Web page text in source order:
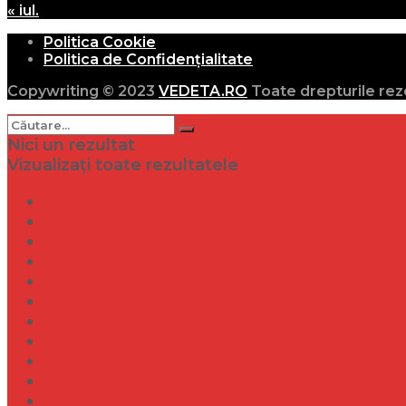
« iul.
Politica Cookie
Politica de Confidențialitate
Copywriting © 2023 VEDETA.RO Toate drepturile
Nici un rezultat
Vizualizați toate rezultatele